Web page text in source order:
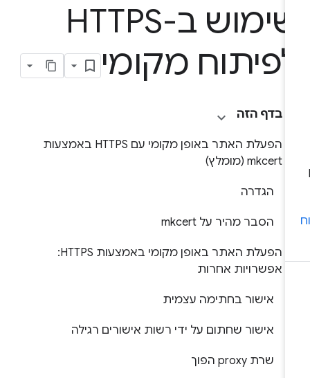
שימוש ב-HTTPS
מקומי
בדף הזה
הפעלת האתר באופן מקומי עם HTTPS באמצעות
mkcert (מומלץ)
הגדרה
הסבר מהיר על mkcert
הפעלת האתר באופן מקומי באמצעות HTTPS:
אפשרויות אחרות
אישור בחתימה עצמית
אישור שחתום על ידי רשות אישורים רגילה
שרת proxy הפוך